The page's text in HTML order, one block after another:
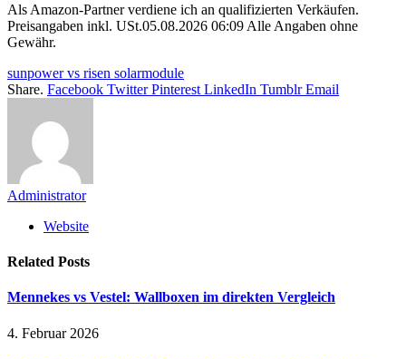
Als Amazon-Partner verdiene ich an qualifizierten Verkäufen.
Preisangaben inkl. USt.05.08.2026 06:09 Alle Angaben ohne
Gewähr.
sunpower vs risen solarmodule
Share. Facebook Twitter Pinterest LinkedIn Tumblr Email
Administrator
Website
Related Posts
Mennekes vs Vestel: Wallboxen im direkten Vergleich
4. Februar 2026